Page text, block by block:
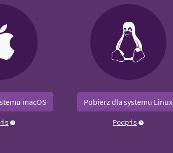
macOS Pobierz dla systemu Linux
Podpis